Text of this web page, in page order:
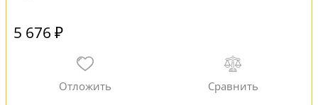
5 676 ₽